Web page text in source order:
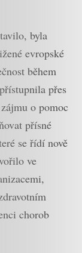
byla
evropské
během
přes
o pomoc
přísné
se řídí nově
ve
chorob